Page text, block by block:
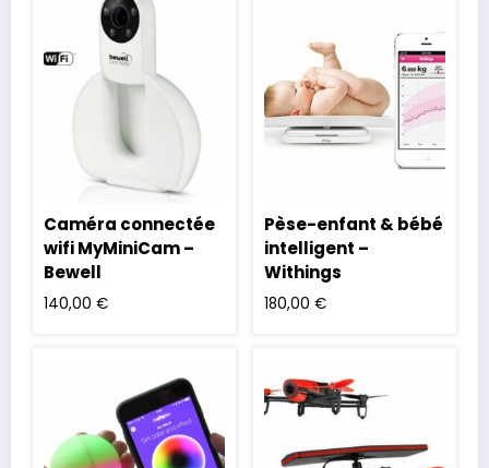
Caméra connectée
wifi MyMiniCam –
Bewell
140,00 €
Pèse-enfant & bébé
intelligent –
Withings
180,00 €